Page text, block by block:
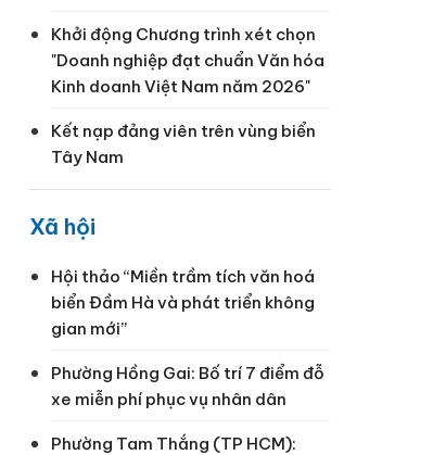
Khởi động Chương trình xét chọn
"Doanh nghiệp đạt chuẩn Văn hóa
Kinh doanh Việt Nam năm 2026"
Kết nạp đảng viên trên vùng biển
Tây Nam
Xã hội
Hội thảo “Miền trầm tích văn hoá
biển Đầm Hà và phát triển không
gian mới”
Phường Hồng Gai: Bố trí 7 điểm đỗ
xe miễn phí phục vụ nhân dân
Phường Tam Thắng (TP HCM):